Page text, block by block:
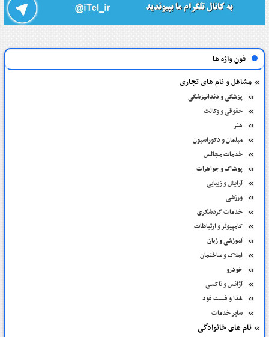
فون واژه ها
مشاغل و نام های تجاری
پزشکی و دندانپزشکی
حقوقی و وکالت
هنر
مبلمان و دکوراسیون
خدمات مجالس
پوشاک و جواهرات
آرایش و زیبایی
ورزشی
خدمات گردشگری
کامپیوتر و ارتباطات
آموزشی و زبان
املاک و ساختمان
خودرو
آژانس و تاکسی
غذا و فست فود
سایر خدمات
نام های خانوادگی